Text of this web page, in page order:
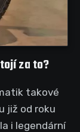
za to?
takové
již od roku
i legendární